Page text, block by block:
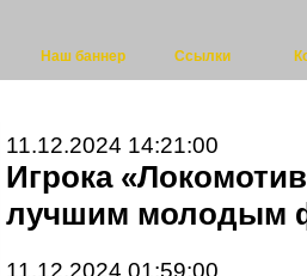
Наш баннер Ссылки
11.12.2024 14:21:00
Игрока
лучшим молодым
11.12.2024 01:59:00